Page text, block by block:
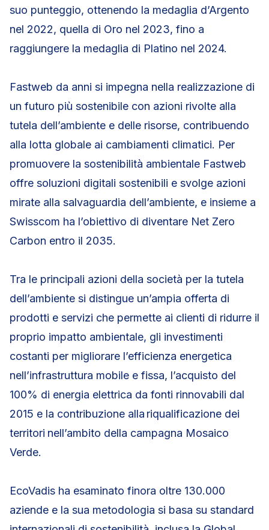
suo punteggio, ottenendo la medaglia d’Argento
nel 2022, quella di Oro nel 2023, fino a
raggiungere la medaglia di Platino nel 2024.
Fastweb da anni si impegna nella realizzazione di
un futuro più sostenibile con azioni rivolte alla
tutela dell’ambiente e delle risorse, contribuendo
alla lotta globale ai cambiamenti climatici. Per
promuovere la sostenibilità ambientale Fastweb
offre soluzioni digitali sostenibili e svolge azioni
mirate alla salvaguardia dell’ambiente, e insieme a
Swisscom ha l’obiettivo di diventare Net Zero
Carbon entro il 2035.
Tra le principali azioni della società per la tutela
dell’ambiente si distingue un’ampia offerta di
prodotti e servizi che permette ai clienti di ridurre il
proprio impatto ambientale, gli investimenti
costanti per migliorare l’efficienza energetica
nell’infrastruttura mobile e fissa, l’acquisto del
100% di energia elettrica da fonti rinnovabili dal
2015 e la contribuzione alla riqualificazione dei
territori nell’ambito della campagna Mosaico
Verde.
EcoVadis ha esaminato finora oltre 130.000
aziende e la sua metodologia si basa su standard